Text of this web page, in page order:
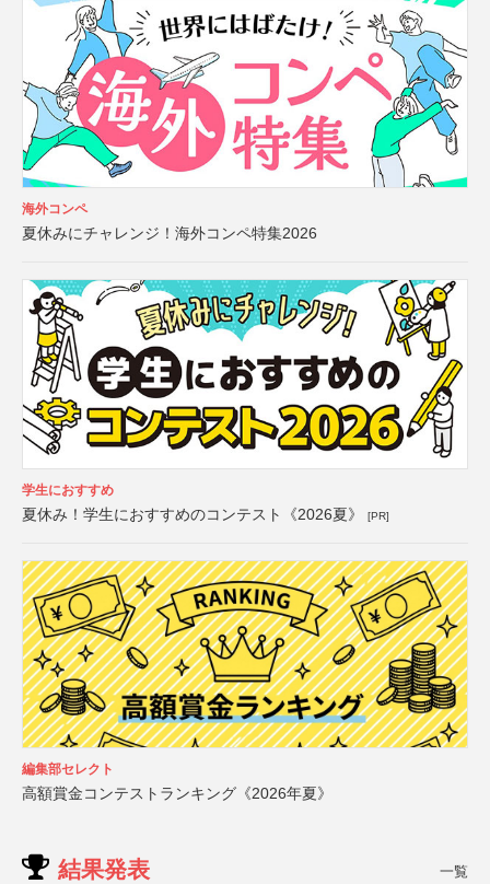
海外コンペ
夏休みにチャレンジ！海外コンペ特集2026
学生におすすめ
夏休み！学生におすすめのコンテスト《2026夏》 [PR]
編集部セレクト
高額賞金コンテストランキング《2026年夏》
結果発表 一覧